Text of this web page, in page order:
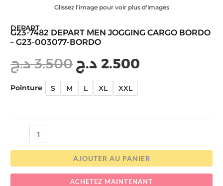
Glissez l'image pour voir plus d'images
DEPART
G23-7482 DEPART MEN JOGGING CARGO BORDO
– G23-003077-BORDO
3.500 د.ج 2.500 د.ج
Pointure S M L XL XXL
AJOUTER AU PANIER
ACHETEZ MAINTENANT